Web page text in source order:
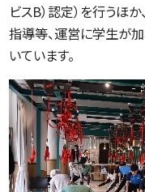
ビスB）認定）を行うほ
指導等、運営に学生が
いています。